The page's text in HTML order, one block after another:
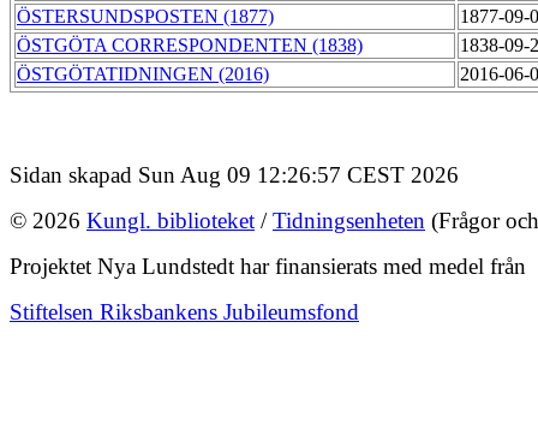
ÖSTERSUNDSPOSTEN (1877)
1877-09-
ÖSTGÖTA CORRESPONDENTEN (1838)
1838-09-
ÖSTGÖTATIDNINGEN (2016)
2016-06-
Sidan skapad Sun Aug 09 12:26:57 CEST 2026
© 2026 Kungl. biblioteket /Tidningsenheten (Frågor
Projektet Nya Lundstedt har finansierats med medel från
Stiftelsen Riksbankens Jubileumsfond